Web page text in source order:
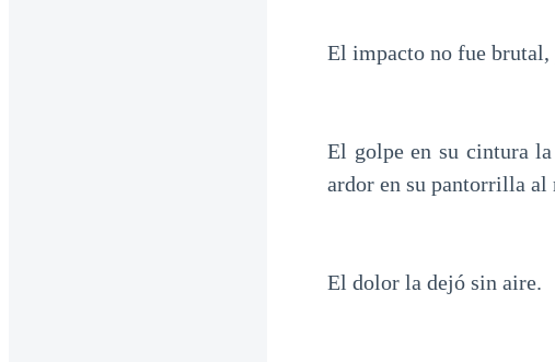
El impacto no fue brutal,
El golpe en su cintura
ardor en su pantorrilla al
El dolor la dejó sin aire.